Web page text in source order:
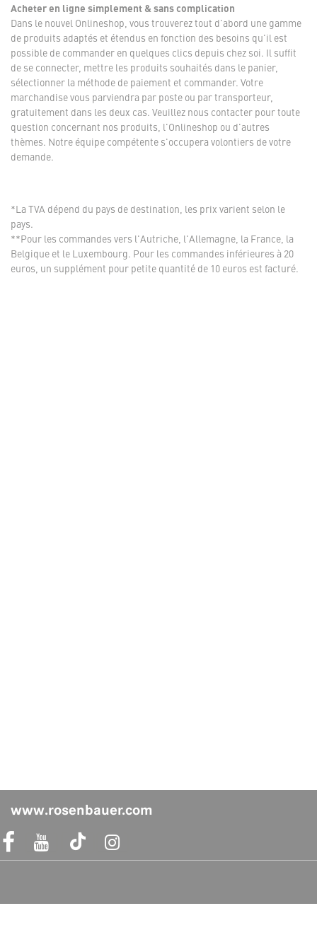
Acheter en ligne simplement & sans complication
Dans le nouvel Onlineshop, vous trouverez tout d'abord une gamme
de produits adaptés et étendus en fonction des besoins qu'il est
possible de commander en quelques clics depuis chez soi. Il suffit
de se connecter, mettre les produits souhaités dans le panier,
sélectionner la méthode de paiement et commander. Votre
marchandise vous parviendra par poste ou par transporteur,
gratuitement dans les deux cas. Veuillez nous contacter pour toute
question concernant nos produits, l'Onlineshop ou d'autres
thèmes. Notre équipe compétente s'occupera volontiers de votre
demande.
*La TVA dépend du pays de destination, les prix varient selon le
pays.
**Pour les commandes vers l'Autriche, l'Allemagne, la France, la
Belgique et le Luxembourg. Pour les commandes inférieures à 20
euros, un supplément pour petite quantité de 10 euros est facturé.
acebook Link
Instagram Link
www.rosenbauer.com